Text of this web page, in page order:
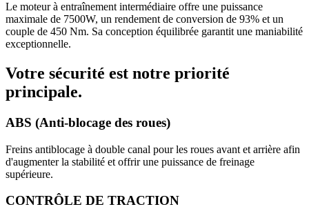
Le moteur à entraînement intermédiaire offre une puissance
maximale de 7500W, un rendement de conversion de 93% et un
couple de 450 Nm. Sa conception équilibrée garantit une maniabilité
exceptionnelle.
Votre sécurité est notre priorité
principale.
ABS (Anti-blocage des roues)
Freins antiblocage à double canal pour les roues avant et arrière afin
d'augmenter la stabilité et offrir une puissance de freinage
supérieure.
CONTRÔLE DE TRACTION